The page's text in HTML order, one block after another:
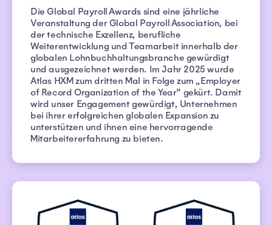
Die Global Payroll Awards sind eine jährliche
Veranstaltung der Global Payroll Association, bei
der technische Exzellenz, berufliche
Weiterentwicklung und Teamarbeit innerhalb der
globalen Lohnbuchhaltungsbranche gewürdigt
und ausgezeichnet werden. Im Jahr 2025 wurde
Atlas HXM zum dritten Mal in Folge zum „Employer
of Record Organization of the Year” gekürt. Damit
wird unser Engagement gewürdigt, Unternehmen
bei ihrer erfolgreichen globalen Expansion zu
unterstützen und ihnen eine hervorragende
Mitarbeitererfahrung zu bieten.